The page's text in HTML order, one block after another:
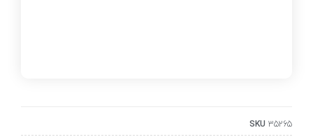
SKU 35265